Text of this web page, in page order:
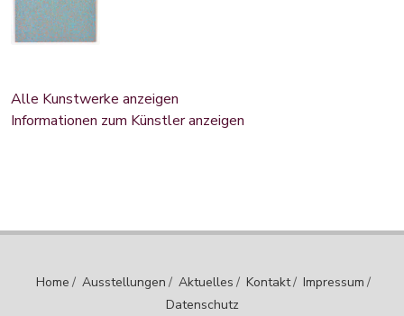
Alle Kunstwerke anzeigen
Informationen zum Künstler anzeigen
Home / Ausstellungen / Aktuelles / Kontakt/ Impressum /
Datenschutz